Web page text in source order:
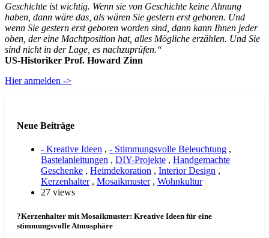
Geschichte ist wichtig. Wenn sie von Geschichte keine Ahnung
haben, dann wäre das, als wären Sie gestern erst geboren. Und
wenn Sie gestern erst geboren worden sind, dann kann Ihnen jeder
oben, der eine Machtposition hat, alles Mögliche erzählen. Und Sie
sind nicht in der Lage, es nachzuprüfen.“
US-Historiker Prof. Howard Zinn
Hier anmelden ->
Neue Beiträge
- Kreative Ideen , - Stimmungsvolle Beleuchtung ,
Bastelanleitungen , DIY-Projekte , Handgemachte
Geschenke , Heimdekoration , Interior Design ,
Kerzenhalter, Mosaikmuster, Wohnkultur
27 views
?Kerzenhalter mit Mosaikmuster: Kreative Ideen für eine
stimmungsvolle Atmosphäre